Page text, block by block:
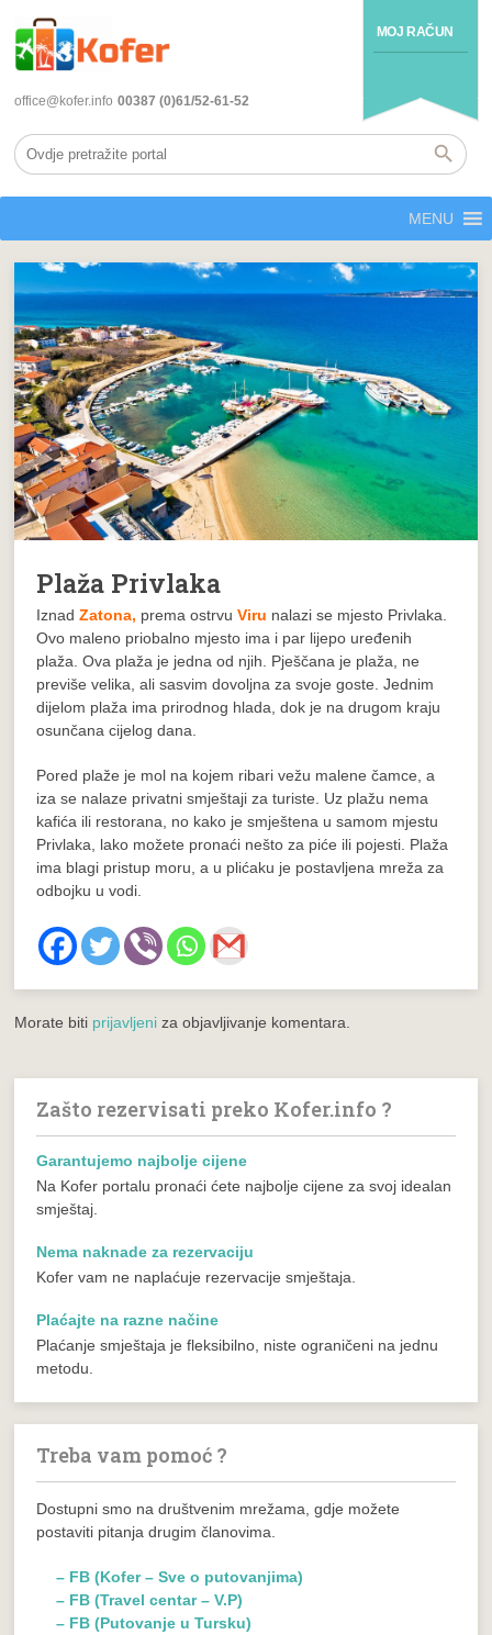
MOJ RAČUN
office@kofer.info 00387 (0)61/52-61-52
MENU
Plaža Privlaka
IznadZatona, prema ostrvuViru nalazi se mjesto Privlaka.
Ovo maleno priobalno mjesto ima i par lijepo uređenih
plaža. Ova plaža je jedna od njih. Pješčana je plaža, ne
previše velika, ali sasvim dovoljna za svoje goste. Jednim
dijelom plaža ima prirodnog hlada, dok je na drugom kraju
osunčana cijelog dana.
Pored plaže je mol na kojem ribari vežu malene čamce, a
iza se nalaze privatni smještaji za turiste. Uz plažu nema
kafića ili restorana, no kako je smještena u samom mjestu
Privlaka, lako možete pronaći nešto za piće ili pojesti. Plaža
ima blagi pristup moru, a u plićaku je postavljena mreža za
odbojku u vodi.
Morate biti prijavljeni za objavljivanje komentara.
Zašto rezervisati preko Kofer.info ?
Garantujemo najbolje cijene
Na Kofer portalu pronaći ćete najbolje cijene za svoj idealan
smještaj.
Nema naknade za rezervaciju
Kofer vam ne naplaćuje rezervacije smještaja.
Plaćajte na razne načine
Plaćanje smještaja je fleksibilno, niste ograničeni na jednu
metodu.
Treba vam pomoć ?
Dostupni smo na društvenim mrežama, gdje možete
postaviti pitanja drugim članovima.
– FB (Kofer – Sve o putovanjima)
– FB (Travel centar – V.P)
– FB (Putovanje u Tursku)